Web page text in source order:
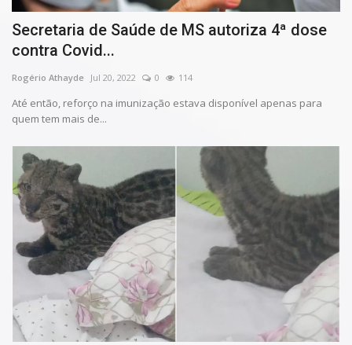
Secretaria de Saúde de MS autoriza 4ª dose
contra Covid...
Rogério Athayde Jul 20, 2022 0 114
Até então, reforço na imunização estava disponível apenas para
quem tem mais de...